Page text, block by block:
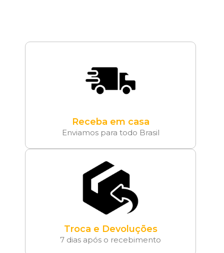
Receba em casa
Enviamos para todo Brasil
Troca e Devoluções
7 dias após o recebimento